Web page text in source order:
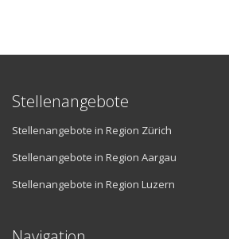
Stellenangebote
Stellenangebote in Region Zürich
Stellenangebote in Region Aargau
Stellenangebote in Region Luzern